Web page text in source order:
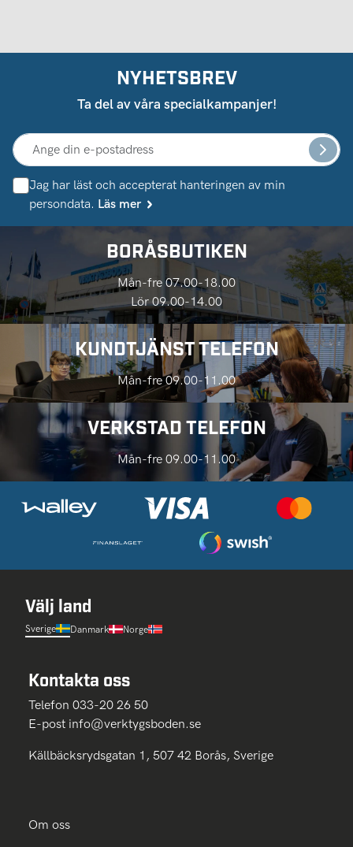
NYHETSBREV
Ta del av våra specialkampanjer!
Jag har läst och accepterat hanteringen av min
persondata. Läs mer
BORÅSBUTIKEN
Mån-fre 07.00-18.00
Lör 09.00-14.00
KUNDTJÄNST TELEFON
Mån-fre 09.00-11.00
VERKSTAD TELEFON
Mån-fre 09.00-11.00
Välj land
Sverige Danmark Norge
Kontakta oss
Telefon 033-20 26 50
E-post info@verktygsboden.se
Källbäcksrydsgatan 1, 507 42 Borås, Sverige
Om oss